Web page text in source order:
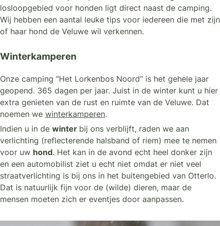
losloopgebied voor honden ligt direct naast de camping.
Wij hebben een aantal leuke tips voor iedereen die met zijn
of haar hond de Veluwe wil verkennen.
Winterkamperen
Onze camping "Het Lorkenbos Noord" is het gehele jaar
geopend. 365 dagen per jaar. Juist in de winter kunt u hier
extra genieten van de rust en ruimte van de Veluwe. Dat
noemen we winterkamperen.
Indien u in de winter bij ons verblijft, raden we aan
verlichting (reflecterende halsband of riem) mee te nemen
voor uw hond. Het kan in de avond echt heel donker zijn
en een automobilist ziet u echt niet omdat er niet veel
straatverlichting is bij ons in het buitengebied van Otterlo.
Dat is natuurlijk fijn voor de (wilde) dieren, maar de
mensen moeten zich er eventjes door aanpassen.